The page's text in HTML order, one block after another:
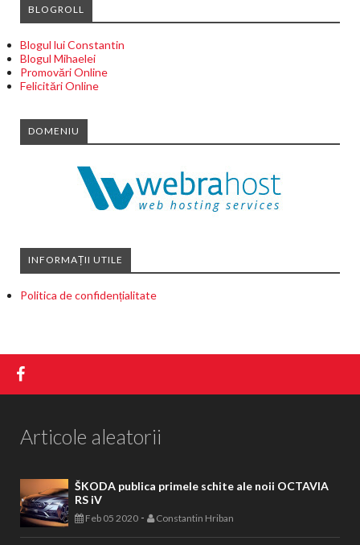
BLOGROLL
Blogul lui Constantin
Blogul Mihaelei
Promovări Online
Felicitări Online
DOMENIU
INFORMAȚII UTILE
Politica de confidențialitate
Articole aleatorii
ŠKODA publica primele schite ale noii OCTAVIA
RS iV
Feb 05 2020 - Constantin Hriban